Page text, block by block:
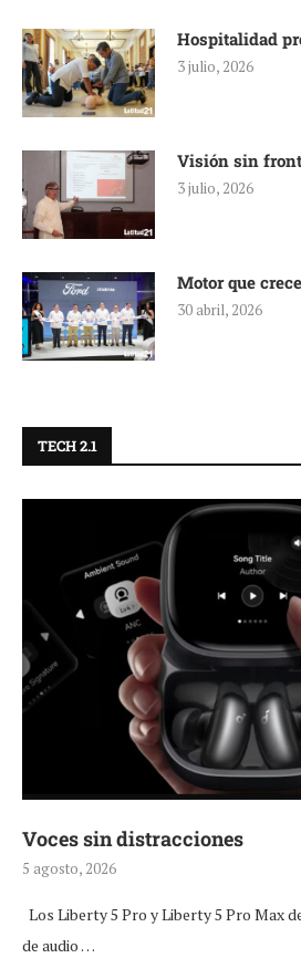
Hospitalidad
3 julio, 2026
Visión sin
3 julio, 2026
Motor que crece
30 abril, 2026
TECH 2.1
Voces sin distracciones
5 agosto, 2026
Los Liberty 5 Pro y Liberty 5 Pro Max
de audio …